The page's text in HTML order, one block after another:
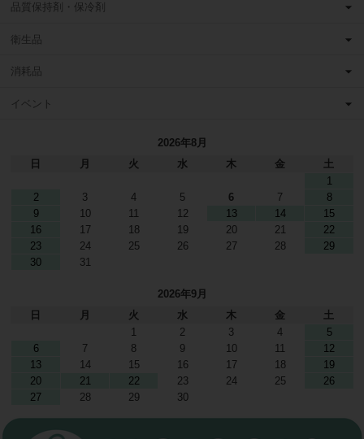
品質保持剤・保冷剤
衛生品
消耗品
イベント
2026年8月
日
月 火 水 木 金
土
1
2
3 4 5 6 7
8
9
10 11 12 13 14
15
16
17 18 19 20 21
22
23
24 25 26 27 28
29
30
31
2026年9月
日
月 火 水 木 金
土
1
2 3 4
5
6
7 8 9 10 11
12
13
14 15 16 17 18
19
20
21 22 23 24 25
26
27
28 29 30